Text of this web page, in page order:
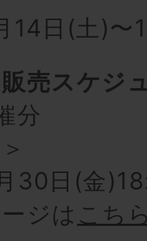
14日(土)〜
売スケジ
分
30日(金
ジは こち